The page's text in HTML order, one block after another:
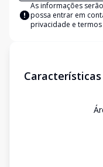
As informações
possa entrar em
privacidade e
Características